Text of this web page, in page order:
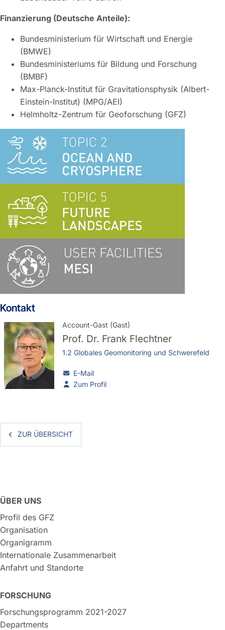
Finanzierung (Deutsche Anteile):
Bundesministerium für Wirtschaft und Energie
(BMWE)
Bundesministeriums für Bildung und Forschung
(BMBF)
Max-Planck-Institut für Gravitationsphysik (Albert-
Einstein-Institut) (MPG/AEI)
Helmholtz-Zentrum für Geoforschung (GFZ)
Kontakt
Account-Gast (Gast)
Prof. Dr. Frank Flechtner
1.2 Globales Geomonitoring und Schwerefeld
E-Mail
Zum Profil
ZUR ÜBERSICHT
ÜBER UNS
Profil des GFZ
Organisation
Organigramm
Internationale Zusammenarbeit
Anfahrt und Standorte
FORSCHUNG
Forschungsprogramm 2021-2027
Departments